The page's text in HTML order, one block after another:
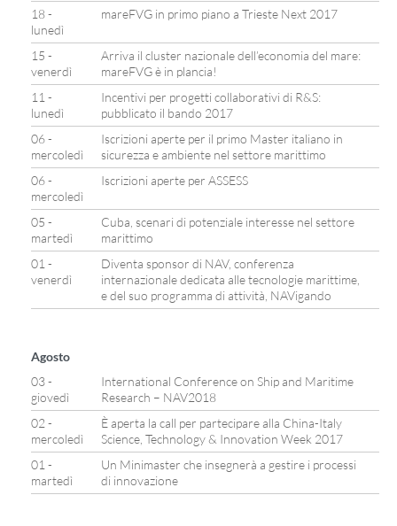
18 -
lunedì
mareFVG in primo piano a Trieste Next 2017
15 -
venerdì
Arriva il cluster nazionale dell’economia del mare:
mareFVG è in plancia!
11 -
lunedì
Incentivi per progetti collaborativi di R&S:
pubblicato il bando 2017
06 -
mercoledì
Iscrizioni aperte per il primo Master italiano in
sicurezza e ambiente nel settore marittimo
06 -
mercoledì
Iscrizioni aperte per ASSESS
05 -
martedì
Cuba, scenari di potenziale interesse nel settore
marittimo
01 -
venerdì
Diventa sponsor di NAV, conferenza
internazionale dedicata alle tecnologie marittime,
e del suo programma di attività, NAVigando
Agosto
03 -
giovedì
International Conference on Ship and Maritime
Research – NAV2018
02 -
mercoledì
È aperta la call per partecipare alla China-Italy
Science, Technology & Innovation Week 2017
01 -
martedì
Un Minimaster che insegnerà a gestire i processi
di innovazione